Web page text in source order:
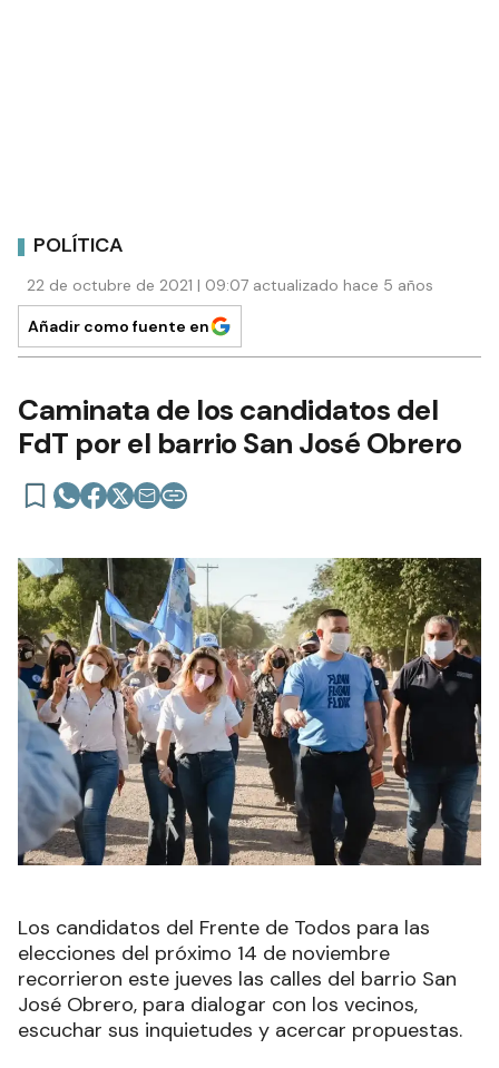
POLÍTICA
22 de octubre de 2021 | 09:07 actualizado hace 5 años
Añadir como fuente en
Caminata de los candidatos del
FdT por el barrio San José Obrero
Los candidatos del Frente de Todos para las
elecciones del próximo 14 de noviembre
recorrieron este jueves las calles del barrio San
José Obrero, para dialogar con los vecinos,
escuchar sus inquietudes y acercar propuestas.